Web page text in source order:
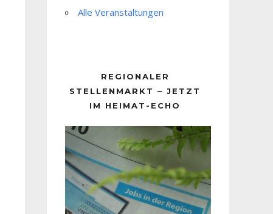
Alle Veranstaltungen
REGIONALER
STELLENMARKT – JETZT
IM HEIMAT-ECHO
Player